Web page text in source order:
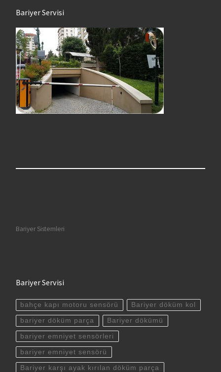
Bariyer Servisi
Bariyer Sistemleri
Bariyer Servisi
bahçe kapı motoru sensörü Bariyer döküm kol
bariyer döküm parça Bariyer dökümü
bariyer emniyet sensörleri
bariyer emniyet sensörü
Bariyer karşı ayak kırılan döküm parça